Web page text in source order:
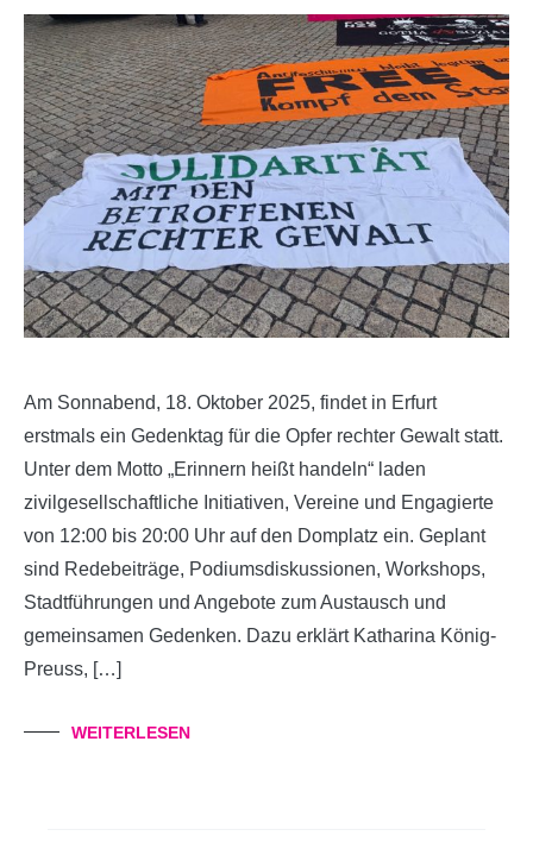
Am Sonnabend, 18. Oktober 2025, findet in Erfurt
erstmals ein Gedenktag für die Opfer rechter Gewalt statt.
Unter dem Motto „Erinnern heißt handeln“ laden
zivilgesellschaftliche Initiativen, Vereine und Engagierte
von 12:00 bis 20:00 Uhr auf den Domplatz ein. Geplant
sind Redebeiträge, Podiumsdiskussionen, Workshops,
Stadtführungen und Angebote zum Austausch und
gemeinsamen Gedenken. Dazu erklärt Katharina König-
Preuss, […]
WEITERLESEN